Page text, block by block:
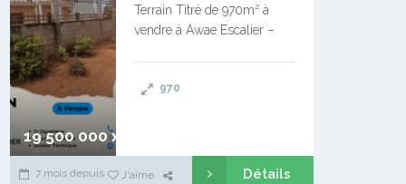
19 500 000 xaf
Terrain Titré de 970m² à
vendre à Awae Escalier –
l’Université Catholique –
970
7 mois depuis J'aime Détails